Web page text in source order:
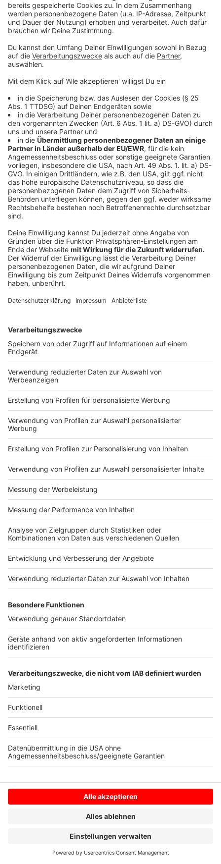
Die Inzidenzzahl ist die Zahl der neu mit dem
Coronavirus infizierten Menschen innerhalb der letzten
sieben Tage pro 100.000 Einwohnerinnen und
Vortag verzeichnet. Damit liegt die Gesamtzahl der
bestätigten Infektionen mit dem Coronavirus im Kreis
(2207) Infektionen pro 100.000 Einwohnerinnen und
Einwohnern. 9313 (9287) Menschen sind inzwischen
wieder gesund. Todesfälle nachweislich Infizierter gibt
es im Kreis Steinfurt 244 (243). Verstorben ist eine
Frau im Alter von 69 Jahren.
Aktuell befinden sich 345 (357) Infizierte in der
Isolierung.
In folgenden Kommunen im Kreis Steinfurt sind
aktuell Menschen nachweislich infiziert:
In Altenberge: 10 Personen (11)
In Emsdetten: 30 Personen (28)
In Greven: 26 Personen (26)
In Hopsten: 1 Personen (3)
In Hörstel: 16 Personen (20)
In Ibbenbüren: 34 Personen (36)
In Ladbergen: 2 Personen (2)
In Laer: 8 Personen (8)
In Lengerich: 4 Personen (5)
In Lienen: 5 Personen (5)
In Lotte: 4 Personen (5)
In Metelen: 4 Personen (4)
In Mettingen: 13 Personen (14)
In Neuenkirchen: 8 Personen (7)
In Nordwalde: 6 Personen (7)
In Ochtrup: 19 Personen (18)
In Recke:10 Personen (9)
In Rheine: 58 Personen (62)
In Steinfurt: 58 Personen (59)
In Tecklenburg: 6 Personen (6)
In Wettringen: 7 Personen (4)
11:24 Uhr - Region: Corona-Testzentren
Am Flughafen Münster/Osnabrück gibt es jetzt ein
Corona-Testzentrum. Dort sind sowohl PCR-als auch
Euro und das Ergebnis kommt innerhalb von 24
Stunden per E-Mail. Ein Schnelltest kostet 39,90 Euro.
Dort sind die Tests ab Montag für Menschen mit
vielen beruflichen Kontakten kostenlos, zum Beispiel